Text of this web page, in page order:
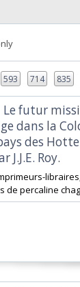
593 714 835
Le futur
dans la
des
J.J.E. Roy.‎
de percaline